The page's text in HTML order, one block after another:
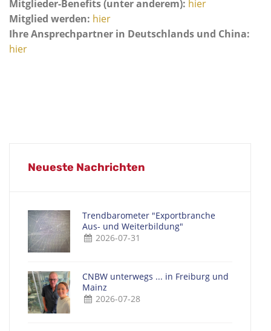
Mitglieder-Benefits (unter anderem): hier
Mitglied werden: hier
Ihre Ansprechpartner in Deutschlands und China:
hier
Neueste Nachrichten
Trendbarometer "Exportbranche
Aus- und Weiterbildung"
2026-07-31
CNBW unterwegs ... in Freiburg und
Mainz
2026-07-28